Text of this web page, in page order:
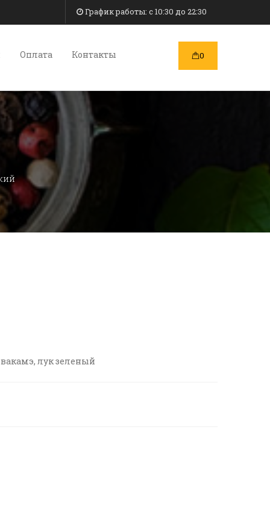
График работы: c 10:30 до 22:30
Оплата Контакты 0
лук зеленый